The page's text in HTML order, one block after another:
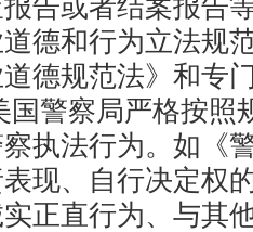
告或者结案报告
和行为立法规
德规范法》和专
国警察局严格按
执法行为。如《
现、自行决定权
正直行为、与其